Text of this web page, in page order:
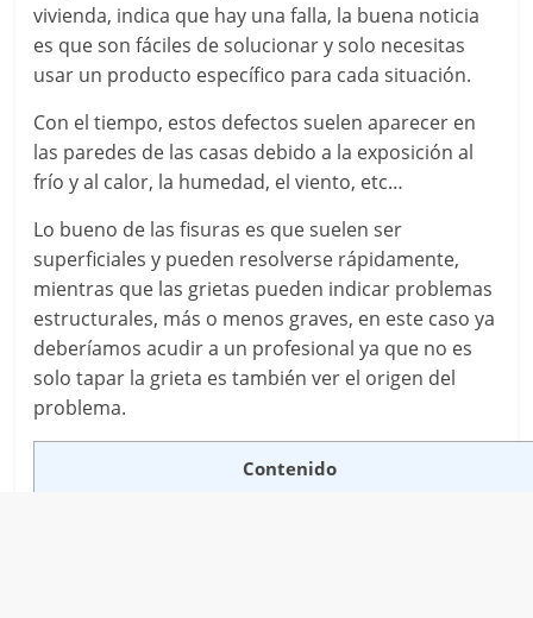
vivienda, indica que hay una falla, la buena noticia
es que son fáciles de solucionar y solo necesitas
usar un producto específico para cada situación.
Con el tiempo, estos defectos suelen aparecer en
las paredes de las casas debido a la exposición al
frío y al calor, la humedad, el viento, etc…
Lo bueno de las fisuras es que suelen ser
superficiales y pueden resolverse rápidamente,
mientras que las grietas pueden indicar problemas
estructurales, más o menos graves, en este caso ya
deberíamos acudir a un profesional ya que no es
solo tapar la grieta es también ver el origen del
problema.
Contenido